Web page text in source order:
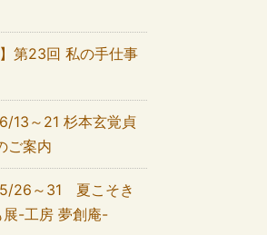
】第23回 私の手仕事
13～21 杉本玄覚貞
ご案内
5/26～31 夏こそき
展-工房 夢創庵-